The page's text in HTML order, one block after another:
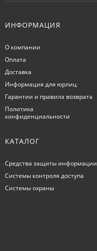
ИНФОРМАЦИЯ
О компании
Оплата
Доставка
Информация для юрлиц
Гарантии и правила возврата
Политика
конфиденциальности
КАТАЛОГ
Средства защиты информации
Системы контроля доступа
Системы охраны